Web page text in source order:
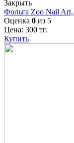
Закрыть
Фольга Zoo Nail Art,
Оценка 0 из 5
Цена: 300 тг.
Купить